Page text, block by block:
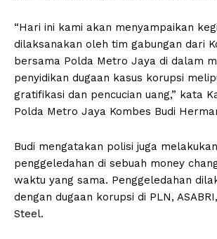
“Hari ini kami akan menyampaikan
dilaksanakan oleh tim gabungan dari
bersama Polda Metro Jaya di dalam
penyidikan dugaan kasus korupsi
gratifikasi dan pencucian uang,” kata
Polda Metro Jaya Kombes Budi
Budi mengatakan polisi juga melakukan
penggeledahan di sebuah money
waktu yang sama. Penggeledahan
dengan dugaan korupsi di PLN,
Steel.